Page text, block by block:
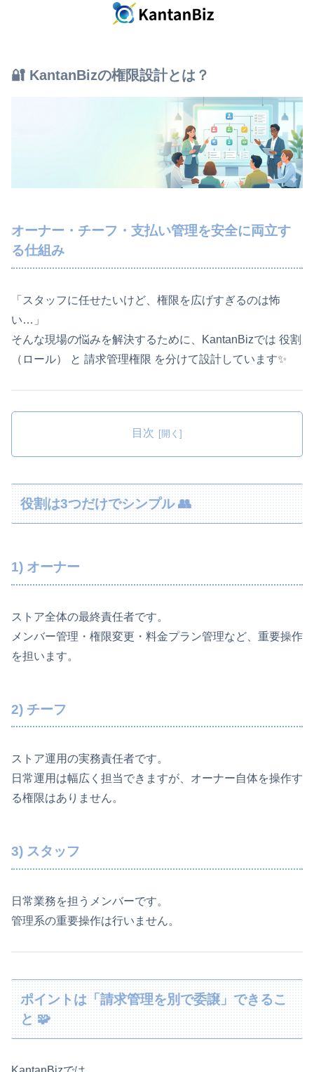
🔐 KantanBizの権限設計とは？
オーナー・チーフ・支払い管理を安全に両立す
る仕組み
「スタッフに任せたいけど、権限を広げすぎるのは怖
い…」
そんな現場の悩みを解決するために、KantanBizでは 役割
（ロール） と 請求管理権限 を分けて設計しています✨
目次
役割は3つだけでシンプル 👥
1) オーナー
ストア全体の最終責任者です。
メンバー管理・権限変更・料金プラン管理など、重要操作
を担います。
2) チーフ
ストア運用の実務責任者です。
日常運用は幅広く担当できますが、オーナー自体を操作す
る権限はありません。
3) スタッフ
日常業務を担うメンバーです。
管理系の重要操作は行いません。
ポイントは「請求管理を別で委譲」できるこ
と 🧩